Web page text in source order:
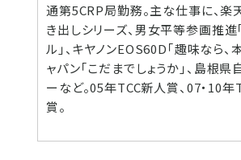
通第5CRP局勤務。主な仕事に、楽
き出しシリーズ、男女平等参画推
ル｣、キヤノンEOS60D｢趣味なら、
ャパン｢こだまでしょうか｣、島根県
ーなど。05年TCC新人賞、07・10
賞。